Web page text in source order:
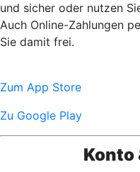
und sicher oder nutzen
Auch Online-Zahlungen
Sie damit frei.
Zum App Store
Zu Google Play
Konto